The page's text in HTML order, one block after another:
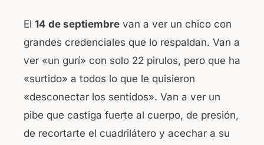
El 14 de septiembre van a ver un chico con
grandes credenciales que lo respaldan. Van a
ver «un gurí» con solo 22 pirulos, pero que ha
«surtido» a todos lo que le quisieron
«desconectar los sentidos». Van a ver un
pibe que castiga fuerte al cuerpo, de presión,
de recortarte el cuadrilátero y acechar a su